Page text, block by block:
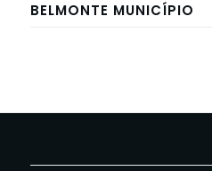
BELMONTE MUNICÍPIO